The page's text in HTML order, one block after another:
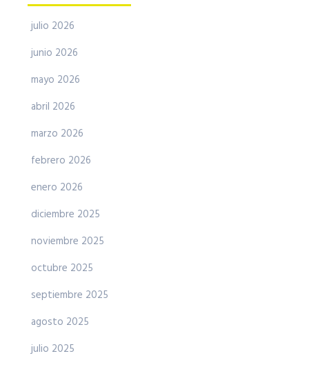
julio 2026
junio 2026
mayo 2026
abril 2026
marzo 2026
febrero 2026
enero 2026
diciembre 2025
noviembre 2025
octubre 2025
septiembre 2025
agosto 2025
julio 2025